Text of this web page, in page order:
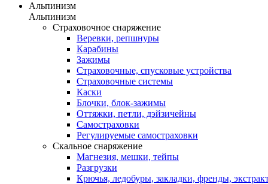
Альпинизм
Альпинизм
Страховочное снаряжение
Веревки, репшнуры
Карабины
Зажимы
Страховочные, спусковые устройства
Страховочные системы
Каски
Блочки, блок-зажимы
Оттяжки, петли, дэйзичейны
Самостраховки
Регулируемые самостраховки
Скальное снаряжение
Магнезия, мешки, тейпы
Разгрузки
Крючья, ледобуры, закладки, френды,